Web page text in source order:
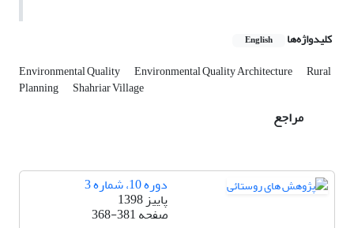
کلیدواژه‌ها English
Environmental Quality Environmental Quality Architecture Rural
Planning Shahriar Village
مراجع
دوره 10، شماره 3
پاییز 1398
صفحه368-381